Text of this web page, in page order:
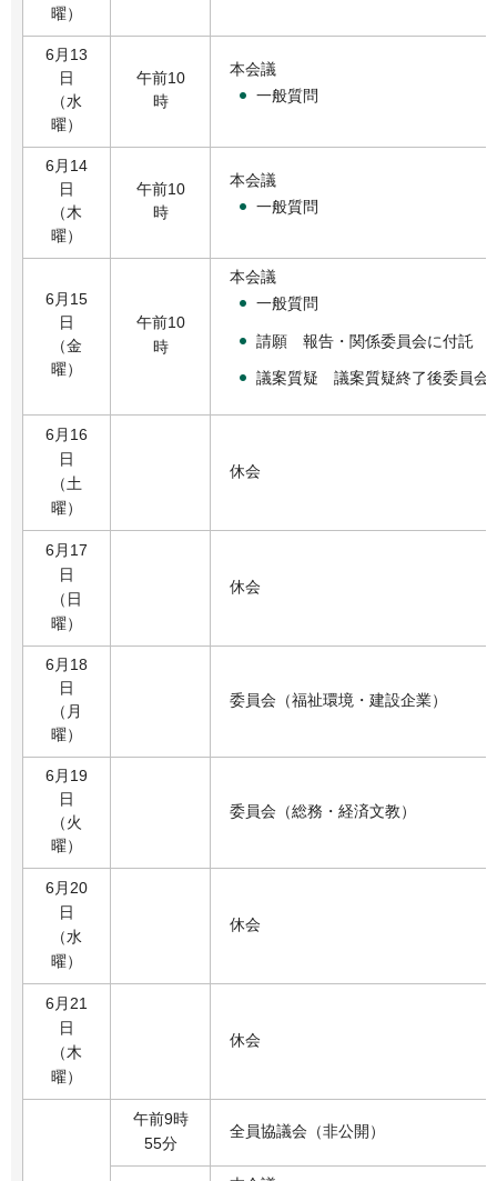
曜）
6月13
日
（水
曜）
午前10
時
本会議
一般質問
6月14
日
（木
曜）
午前10
時
本会議
一般質問
6月15
日
（金
曜）
午前10
時
本会議
一般質問
請願 報告・関係委員会に付託
議案質疑 議案質疑終了後委員会
6月16
日
（土
曜）
休会
6月17
日
（日
曜）
休会
6月18
日
（月
曜）
委員会（福祉環境・建設企業）
6月19
日
（火
曜）
委員会（総務・経済文教）
6月20
日
（水
曜）
休会
6月21
日
（木
曜）
休会
午前9時
55分
全員協議会（非公開）